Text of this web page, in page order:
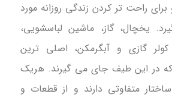
راحت تر کردن زندگی روزانه مورد
یخچال، گاز، ماشین لباسشویی،
گازی و آبگرمکن، اصلی ترین
در این طیف جای می گیرند. هریک
متفاوتی دارند و از قطعات و